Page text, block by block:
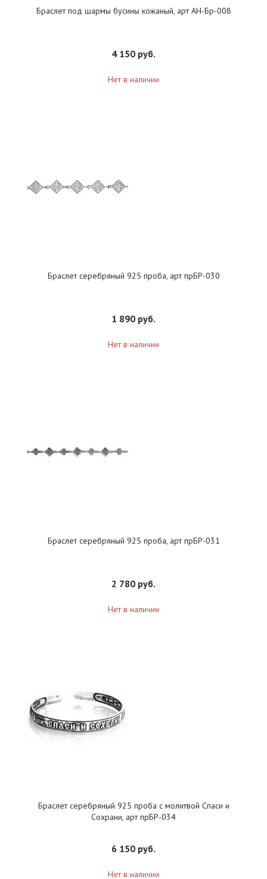
Браслет под шармы бусины кожаный, арт АН-Бр-008
4 150 руб.
Нет в наличии
Браслет серебряный 925 проба, арт прБР-030
1 890 руб.
Нет в наличии
Браслет серебряный 925 проба, арт прБР-031
2 780 руб.
Нет в наличии
Браслет серебряный 925 проба с молитвой Спаси и
Сохрани, арт прБР-034
6 150 руб.
Нет в наличии